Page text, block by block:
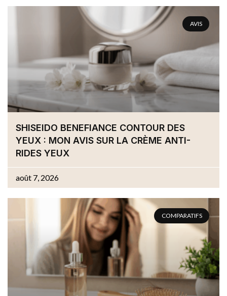
AVIS
SHISEIDO BENEFIANCE CONTOUR DES
YEUX : MON AVIS SUR LA CRÈME ANTI-
RIDES YEUX
août 7, 2026
COMPARATIFS